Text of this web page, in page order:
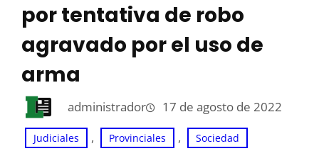
por tentativa de robo
agravado por el uso de
arma
administrador 17 de agosto de 2022
Judiciales , Provinciales , Sociedad